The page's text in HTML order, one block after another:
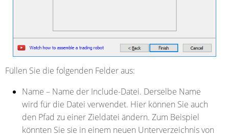
Füllen Sie die folgenden Felder aus:
Name – Name der Include-Datei. Derselbe Name
wird für die Datei verwendet. Hier können Sie auch
den Pfad zu einer Zieldatei ändern. Zum Beispiel
könnten Sie sie in einem neuen Unterverzeichnis von